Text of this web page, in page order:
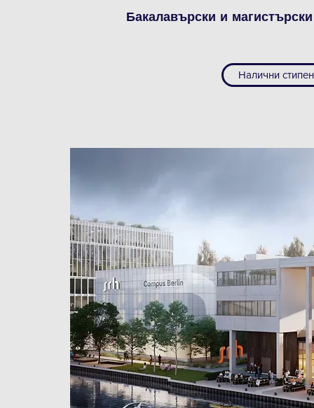
Бакалавърски и
Налични